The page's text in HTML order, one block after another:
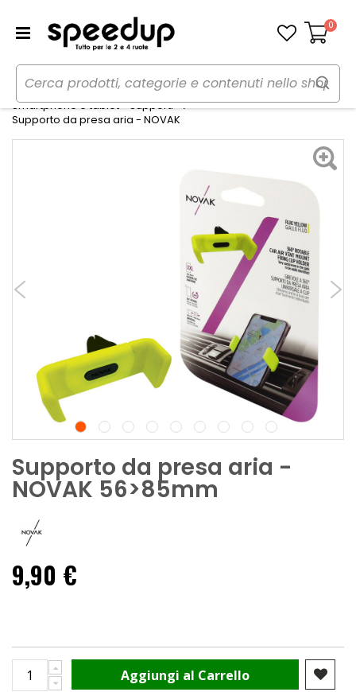
Carrello
0
Home Auto
Audio elettronica mobile
Smartphone e tablet - Supporti
Supporto da presa aria - NOVAK
Supporto da presa aria -
NOVAK 56>85mm
9,90 €
Aggiungi al Carrello